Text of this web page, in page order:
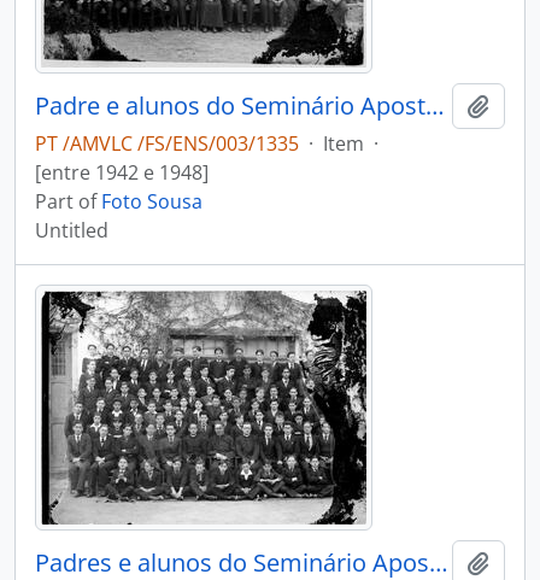
Padre e alunos do Seminário Apostólico São João de Brito
PT /AMVLC /FS/ENS/003/1335 · Item ·
[entre 1942 e 1948]
Part ofFoto Sousa
Untitled
Padres e alunos do Seminário Apostólico São João de Brito